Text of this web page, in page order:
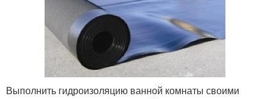
Требования к
гидроизоляции
Мастики для
гидроизоляции
Гидроизоляция под
плитку
Рулонная
гидроизоляция
Выполнить гидроизоляцию ванной комнаты своими